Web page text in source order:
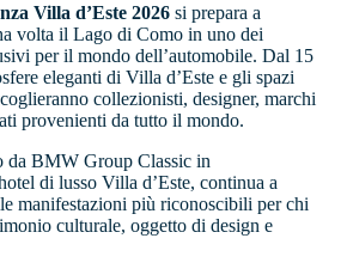
Villa d’Este 2026 si prepara a
volta il Lago di Como in uno dei
per il mondo dell’automobile. Dal 15
eleganti di Villa d’Este e gli spazi
collezionisti, designer, marchi
provenienti da tutto il mondo.
da BMW Group Classic in
di lusso Villa d’Este, continua a
manifestazioni più riconoscibili per chi
culturale, oggetto di design e